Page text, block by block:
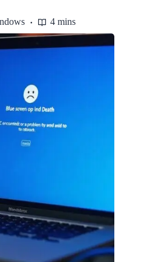
4 mins